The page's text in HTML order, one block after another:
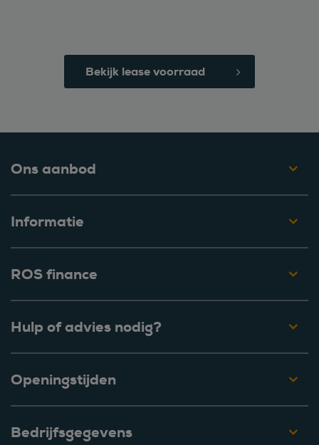
Bekijk lease voorraad
Ons aanbod
Informatie
ROS finance
Hulp of advies nodig?
Openingstijden
Bedrijfsgegevens